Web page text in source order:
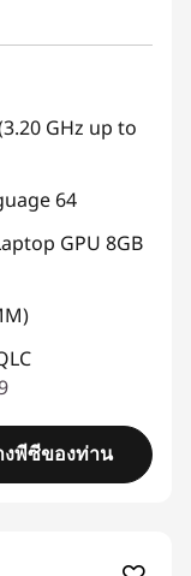
GHz up to
64
GPU 8GB
งพีซีของท่าน